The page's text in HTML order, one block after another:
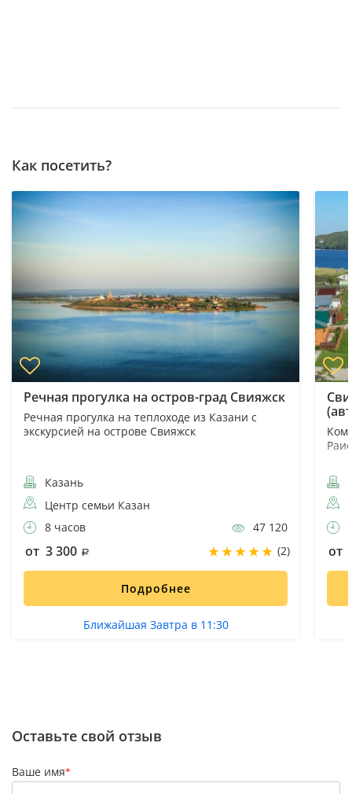
Как посетить?
Речная прогулка на остров-град Свияжск
Речная прогулка на теплоходе из Казани с
экскурсией на острове Свияжск
Казань
Центр семьи Казан
8 часов
47 120
от 3 300 (2)
Подробнее
Ближайшая Завтра в 11:30
от
Оставьте свой отзыв
Ваше имя*